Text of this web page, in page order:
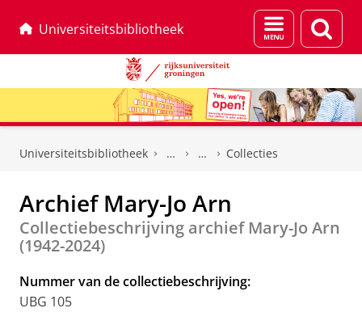
Universiteitsbibliotheek
Menu
en
Universiteitsbibliotheek Collecties
Archief Mary-Jo Arn
Collectiebeschrijving archief Mary-Jo Arn
(1942-2024)
Nummer van de collectiebeschrijving:
UBG 105